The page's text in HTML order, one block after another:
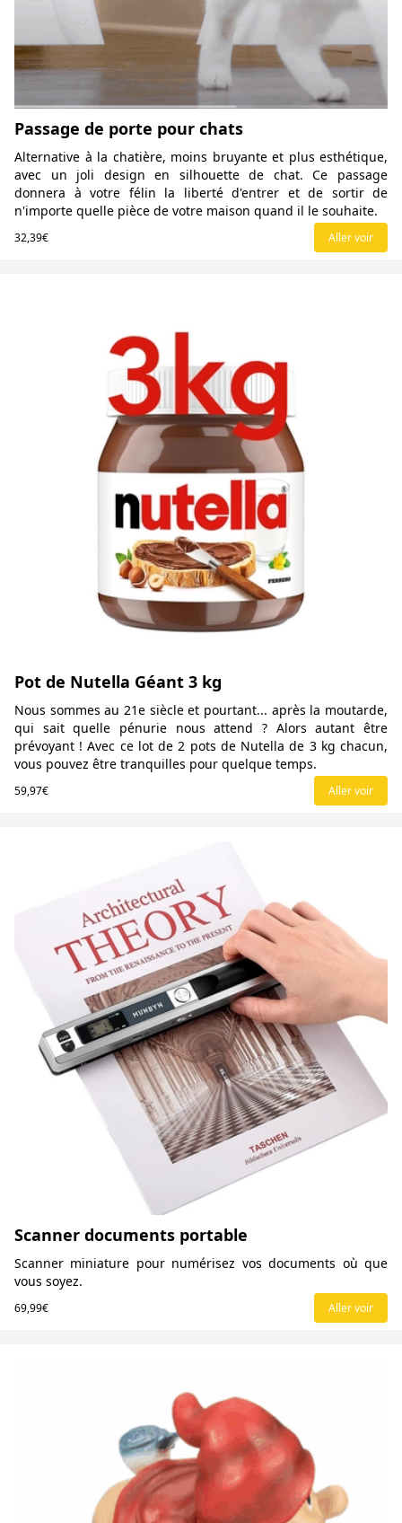
Passage de porte pour chats
Alternative à la chatière, moins bruyante et plus esthétique,
avec un joli design en silhouette de chat. Ce passage
donnera à votre félin la liberté d'entrer et de sortir de
n'importe quelle pièce de votre maison quand il le souhaite.
32,39€ Aller voir
Pot de Nutella Géant 3 kg
Nous sommes au 21e siècle et pourtant... après la moutarde,
qui sait quelle pénurie nous attend ? Alors autant être
prévoyant ! Avec ce lot de 2 pots de Nutella de 3 kg chacun,
vous pouvez être tranquilles pour quelque temps.
59,97€ Aller voir
Scanner documents portable
Scanner miniature pour numérisez vos documents où que
vous soyez.
69,99€ Aller voir